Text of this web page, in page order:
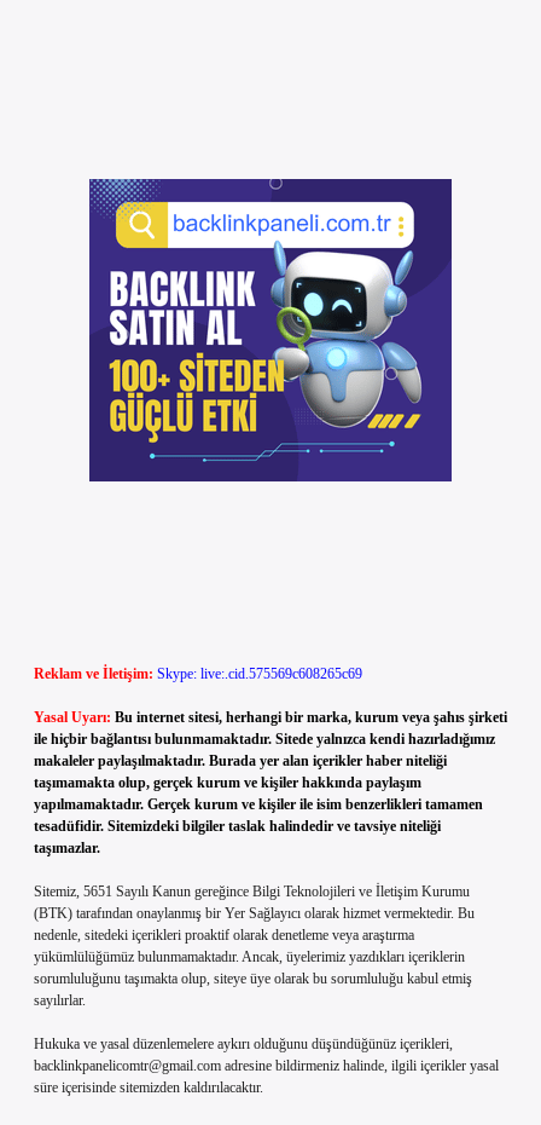
Reklam ve İletişim: Skype: live:.cid.575569c608265c69
Yasal Uyarı: Bu internet sitesi, herhangi bir marka, kurum veya şahıs şirketi
ile hiçbir bağlantısı bulunmamaktadır. Sitede yalnızca kendi hazırladığımız
makaleler paylaşılmaktadır. Burada yer alan içerikler haber niteliği
taşımamakta olup, gerçek kurum ve kişiler hakkında paylaşım
yapılmamaktadır. Gerçek kurum ve kişiler ile isim benzerlikleri tamamen
tesadüfidir. Sitemizdeki bilgiler taslak halindedir ve tavsiye niteliği
taşımazlar.
Sitemiz, 5651 Sayılı Kanun gereğince Bilgi Teknolojileri ve İletişim Kurumu
(BTK) tarafından onaylanmış bir Yer Sağlayıcı olarak hizmet vermektedir. Bu
nedenle, sitedeki içerikleri proaktif olarak denetleme veya araştırma
yükümlülüğümüz bulunmamaktadır. Ancak, üyelerimiz yazdıkları içeriklerin
sorumluluğunu taşımakta olup, siteye üye olarak bu sorumluluğu kabul etmiş
sayılırlar.
Hukuka ve yasal düzenlemelere aykırı olduğunu düşündüğünüz içerikleri,
backlinkpanelicomtr@gmail.com adresine bildirmeniz halinde, ilgili içerikler yasal
süre içerisinde sitemizden kaldırılacaktır.